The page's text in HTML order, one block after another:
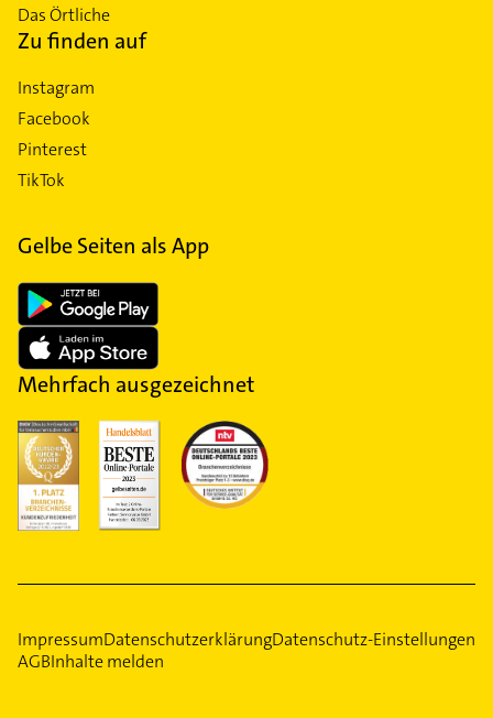
Das Örtliche
Zu finden auf
Instagram
Facebook
Pinterest
TikTok
Gelbe Seiten als App
Mehrfach ausgezeichnet
ImpressumDatenschutzerklärungDatenschutz-Einstellungen
AGBInhalte melden